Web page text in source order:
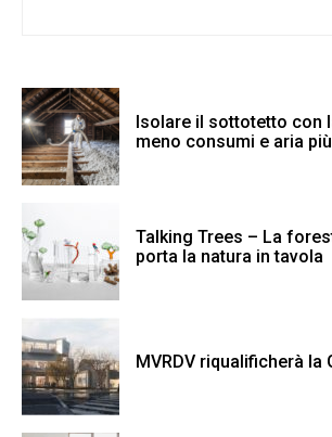
Isolare il sottotetto con
meno consumi e aria
Talking Trees – La
porta la natura in tavola
MVRDV riqualificherà la